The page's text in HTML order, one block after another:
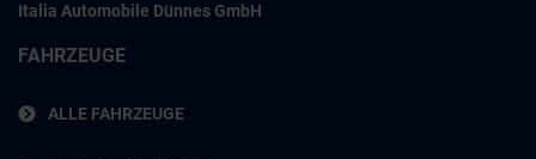
Italia Automobile Dünnes GmbH
FAHRZEUGE
ALLE FAHRZEUGE